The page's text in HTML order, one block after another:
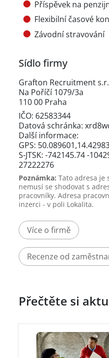
Příspěvek na
Flexibilní časové
Závodní stravování
Sídlo firmy
Grafton Recruitment
Na Poříčí 1079/3a
110 00 Praha
IČO: 62583344
Datová schránka:
Další informace:
GPS:
S-JTSK: -742145.74 -
27222276
Poznámka: Tato adresa je
nemusí se shodovat s
pracovníky. Adresa
inzerci - v poli Lokalita.
Více o firmě
Recenze od
Přečtěte si